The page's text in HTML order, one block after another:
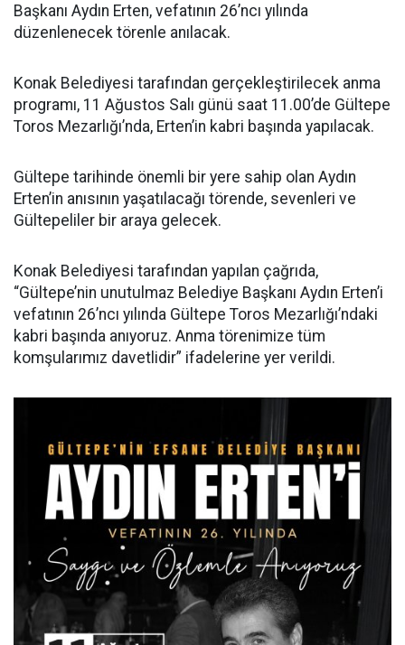
Başkanı Aydın Erten, vefatının 26’ncı yılında
düzenlenecek törenle anılacak.
Konak Belediyesi tarafından gerçekleştirilecek anma
programı, 11 Ağustos Salı günü saat 11.00’de Gültepe
Toros Mezarlığı’nda, Erten’in kabri başında yapılacak.
Gültepe tarihinde önemli bir yere sahip olan Aydın
Erten’in anısının yaşatılacağı törende, sevenleri ve
Gültepeliler bir araya gelecek.
Konak Belediyesi tarafından yapılan çağrıda,
“Gültepe’nin unutulmaz Belediye Başkanı Aydın Erten’i
vefatının 26’ncı yılında Gültepe Toros Mezarlığı’ndaki
kabri başında anıyoruz. Anma törenimize tüm
komşularımız davetlidir” ifadelerine yer verildi.